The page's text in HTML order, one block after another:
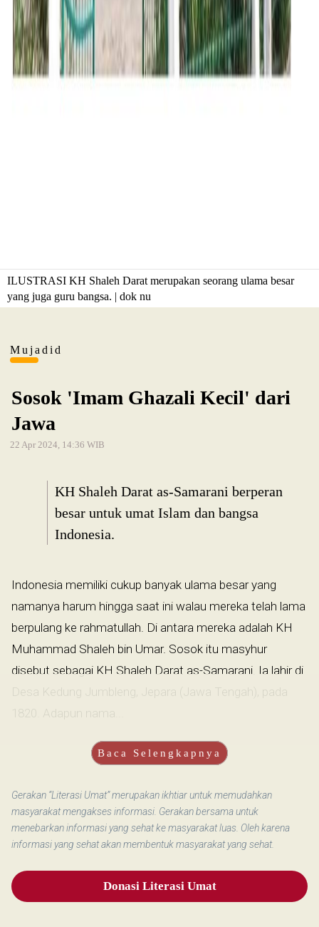
ILUSTRASI KH Shaleh Darat merupakan seorang ulama besar
yang juga guru bangsa. | dok nu
Mujadid
Sosok 'Imam Ghazali Kecil' dari
Jawa
22 Apr 2024, 14:36 WIB
KH Shaleh Darat as-Samarani berperan
besar untuk umat Islam dan bangsa
Indonesia.
Indonesia memiliki cukup banyak ulama besar yang
namanya harum hingga saat ini walau mereka telah lama
berpulang ke rahmatullah. Di antara mereka adalah KH
Muhammad Shaleh bin Umar. Sosok itu masyhur
disebut sebagai KH Shaleh Darat as-Samarani. Ia lahir di
Desa Kedung Jumbleng, Jepara (Jawa Tengah), pada
1820. Adapun nama...
Baca Selengkapnya
Gerakan “Literasi Umat” merupakan ikhtiar untuk memudahkan
masyarakat mengakses informasi. Gerakan bersama untuk
menebarkan informasi yang sehat ke masyarakat luas. Oleh karena
informasi yang sehat akan membentuk masyarakat yang sehat.
Donasi Literasi Umat